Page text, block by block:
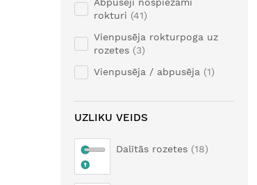
rokturi
41
Vienpusēja rokturpoga uz
rozetes
3
Vienpusēja / abpusēja
1
UZLIKU VEIDS
Dalītās rozetes 18